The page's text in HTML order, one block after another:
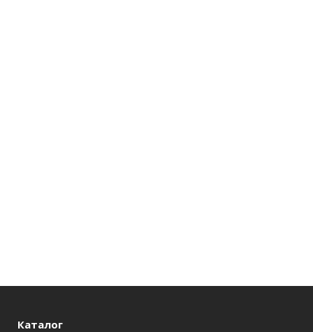
Каталог